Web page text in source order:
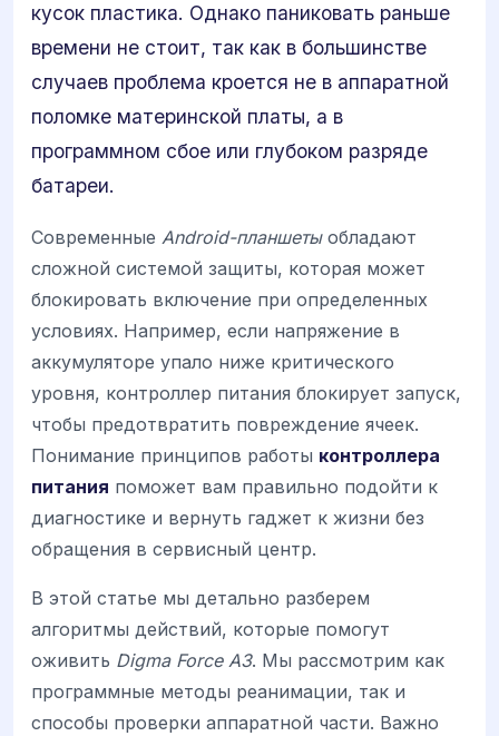
кусок пластика. Однако паниковать раньше
времени не стоит, так как в большинстве
случаев проблема кроется не в аппаратной
поломке материнской платы, а в
программном сбое или глубоком разряде
батареи.
Современные Android-планшетыобладают
сложной системой защиты, которая может
блокировать включение при определенных
условиях. Например, если напряжение в
аккумуляторе упало ниже критического
уровня, контроллер питания блокирует запуск,
чтобы предотвратить повреждение ячеек.
Понимание принципов работы контроллера
питания поможет вам правильно подойти к
диагностике и вернуть гаджет к жизни без
обращения в сервисный центр.
В этой статье мы детально разберем
алгоритмы действий, которые помогут
оживить Digma Force A3. Мы рассмотрим как
программные методы реанимации, так и
способы проверки аппаратной части. Важно